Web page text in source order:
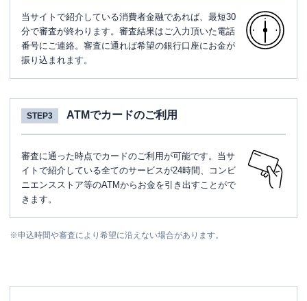
当サイトで紹介している消費者金融であれば、最短30
分で審査が終わります。審査結果はご入力頂いた電話
番号にご連絡。審査に通れば希望の銀行口座にお金が
振り込まれます。
STEP3 ATMでカードのご利用
審査に通った時点でカードのご利用が可能です。当サ
イトで紹介している全てのサービスが24時間、コンビ
ニエンスストア等のATMからお金を引き出すことがで
きます。
※申込時間や審査により希望に沿えない場合があります。